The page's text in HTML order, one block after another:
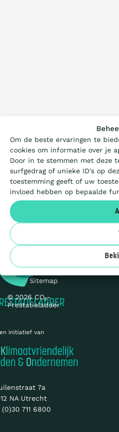
Om de beste ervaringen te
cookies om informatie over je
Door in te stemmen met deze
surfgedrag of unieke ID's op
toestemming geeft of uw
invloed hebben op bepaalde
initiatief van
7a
NA Utrecht
(0)30 711 6800
© 2026 CO₂-
Prestatieladder
Cookies
Sitemap